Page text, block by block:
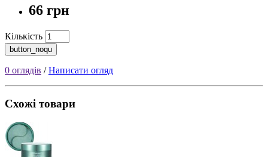
66 грн
Кількість
button_noqu
0 оглядів /Написати огляд
Схожі товари